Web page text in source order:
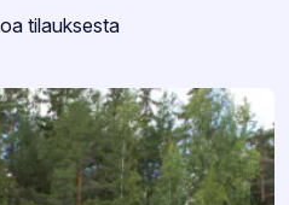
tilauksesta